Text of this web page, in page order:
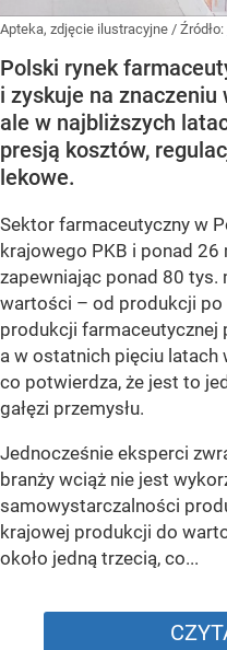
Apteka, zdjęcie ilustracyjne / Źródło:
Polski rynek
i zyskuje na znaczeniu
ale w najbliższych
presją kosztów,
lekowe.
Sektor farmaceutyczny w
krajowego PKB i ponad
zapewniając ponad 80 tys.
wartości – od produkcji
produkcji farmaceutycznej
a w ostatnich pięciu latach
co potwierdza, że jest to
gałęzi przemysłu.
Jednocześnie eksperci
branży wciąż nie jest
samowystarczalności
krajowej produkcji do
około jedną trzecią, co...